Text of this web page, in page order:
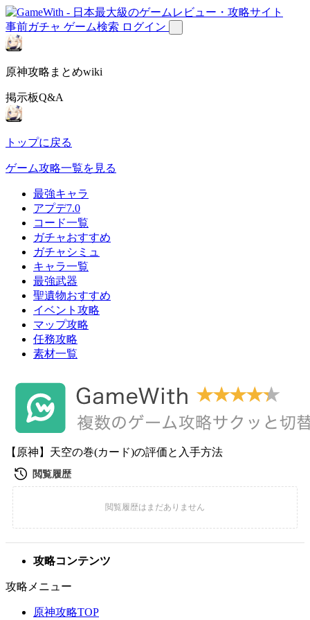
事前ガチャ ゲーム検索 ログイン
原神攻略まとめwiki
掲示板Q&A
トップに戻る
ゲーム攻略一覧を見る
最強キャラ
アプデ7.0
コード一覧
ガチャおすすめ
ガチャシミュ
キャラ一覧
最強武器
聖遺物おすすめ
イベント攻略
マップ攻略
任務攻略
素材一覧
【原神】天空の巻(カード)の評価と入手方法
攻略コンテンツ
攻略メニュー
原神攻略TOP